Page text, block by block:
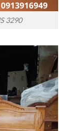
3290